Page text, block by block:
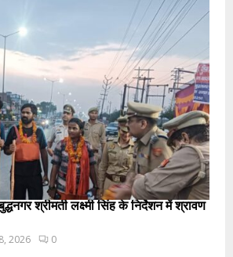
श्रीमती लक्ष्मी सिंह के निर्देशन में श्रावण
2026 0